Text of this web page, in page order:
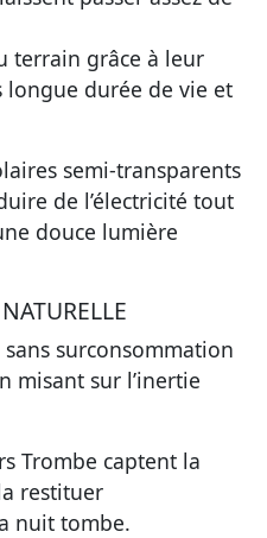
terrain grâce à leur
durée de vie et
semi-transparents
de l’électricité tout
douce lumière
surconsommation
misant sur l’inertie
Trombe captent la
restituer
nuit tombe.